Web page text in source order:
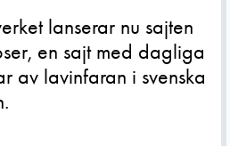
lanserar nu sajten
en sajt med dagliga
av lavinfaran i svenska